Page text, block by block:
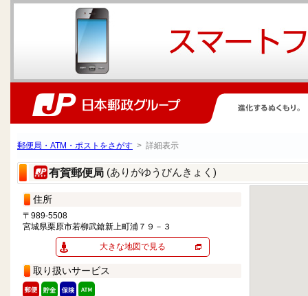
郵便局・ATM・ポストをさがす > 詳細表示
有賀郵便局 (ありがゆうびんきょく)
住所
〒989-5508
宮城県栗原市若柳武鎗新上町浦７９－３
大きな地図で見る
取り扱いサービス